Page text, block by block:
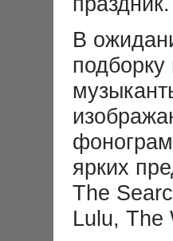
В
подборку
ярких
The
Lulu, The